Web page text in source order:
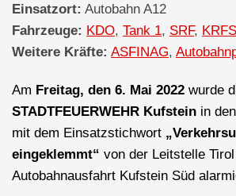
Einsatzort: Autobahn A12
Fahrzeuge: KDO, Tank 1, SRF, KRFS
Weitere Kräfte: ASFINAG,
Am Freitag, den 6. Mai 2022 wurde
STADTFEUERWEHR Kufstein in
mit dem Einsatzstichwort
eingeklemmt“ von der Leitstelle
Autobahnausfahrt Kufstein Süd